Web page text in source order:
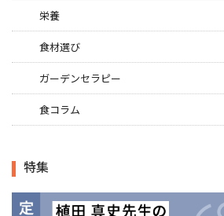
栄養
食材選び
ガーデンセラピー
食コラム
特集